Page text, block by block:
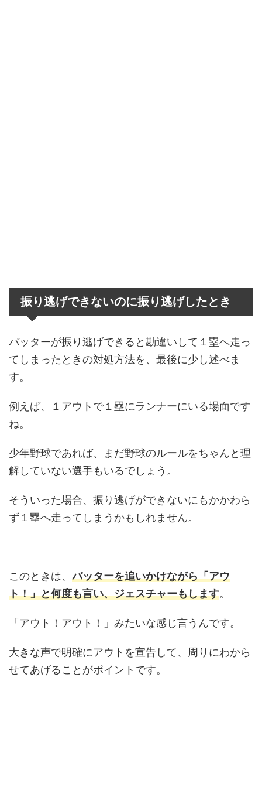
振り逃げできないのに振り逃げしたとき
バッターが振り逃げできると勘違いして１塁へ走っ
てしまったときの対処方法を、最後に少し述べま
す。
例えば、１アウトで１塁にランナーにいる場面です
ね。
少年野球であれば、まだ野球のルールをちゃんと理
解していない選手もいるでしょう。
そういった場合、振り逃げができないにもかかわら
ず１塁へ走ってしまうかもしれません。
このときは、バッターを追いかけながら「アウ
ト！」と何度も言い、ジェスチャーもします。
「アウト！アウト！」みたいな感じ言うんです。
大きな声で明確にアウトを宣告して、周りにわから
せてあげることがポイントです。